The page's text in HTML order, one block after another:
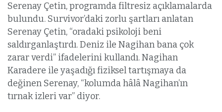
Serenay Çetin, programda filtresiz açıklamalarda
bulundu. Survivor’daki zorlu şartları anlatan
Serenay Çetin, “oradaki psikoloji beni
saldırganlaştırdı. Deniz ile Nagihan bana çok
zarar verdi” ifadelerini kullandı. Nagihan
Karadere ile yaşadığı fiziksel tartışmaya da
değinen Serenay, “kolumda hâlâ Nagihan’ın
tırnak izleri var” diyor.